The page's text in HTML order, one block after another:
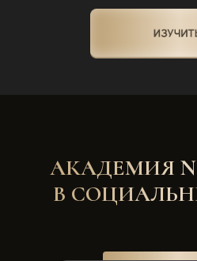
АКАДЕМИЯ
В